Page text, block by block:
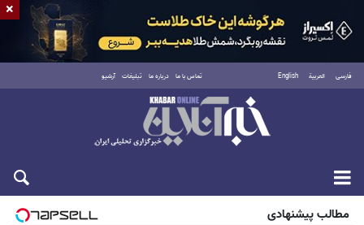
فارسی العربية English تماس با ما درباره ما تبلیغات آرشیو
جمعه ۱۶ مرداد ۱۴۰۵
مطالب پیشنهادی
×